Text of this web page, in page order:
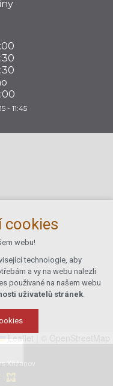
- 11:45
Leaflet
Křižanov
cookies
webu!
technologie, aby
a vy na webu nalezli
používané na našem webu
uživatelů stránek.